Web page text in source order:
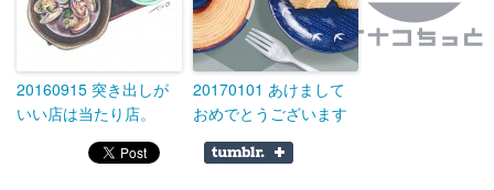
20160915 突き出しが
いい店は当たり店。
20170101 あけまして
おめでとうございます